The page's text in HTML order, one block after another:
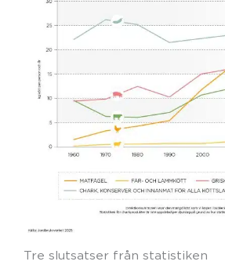
Tre slutsatser från statistiken